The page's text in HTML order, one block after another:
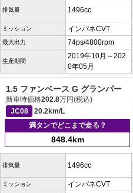
排気量 1496cc
ミッション インパネCVT
最大出力 74ps/4800rpm
生産期間
2019年10月～202
0年05月
1.5 ファンベース G グランパー
新車時価格202.8万円(税込)
JC08
20.2km/L
満タンでどこまで走る？
848.4km
排気量 1496cc
ミッション インパネCVT